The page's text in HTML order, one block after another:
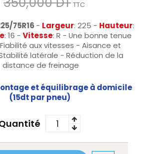
TTC
75R16 - Largeur: 225 - Hauteur:
: 16 - Vitesse: R - Une bonne tenue
aux vitesses - Aisance et
latérale - Réduction de la
distance de freinage
et équilibrage à domicile
(15dt par pneu)